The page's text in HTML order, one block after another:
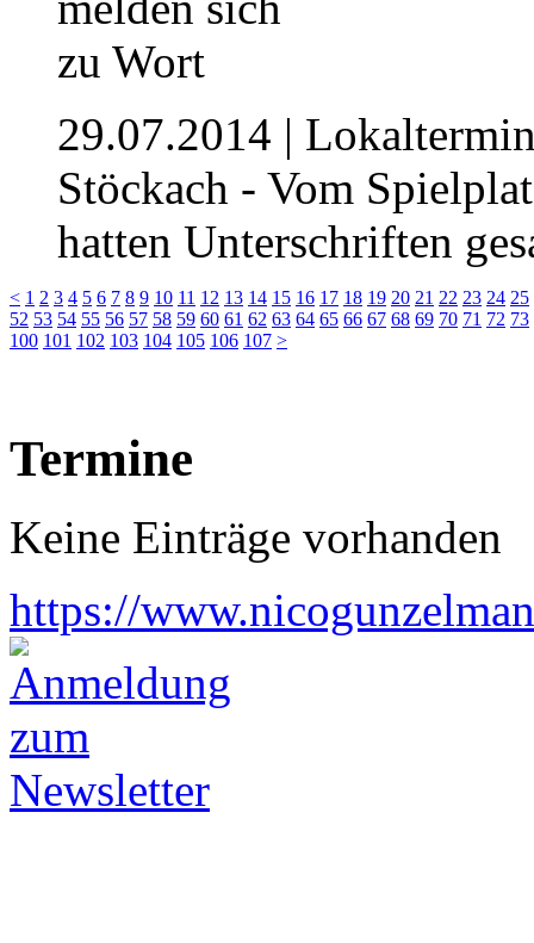
29.07.2014 |
Stöckach - Vom
hatten Unterschriften
< 1 2 3 4 5 6 7 8 9 10 11 12 13 14 15 16 17 18 19 20 21 22 23 24 25
52 53 54 55 56 57 58 59 60 61 62 63 64 65 66 67 68 69 70 71 72 73
100 101 102 103 104 105 106 107 >
Termine
Keine Einträge vorhanden
https://